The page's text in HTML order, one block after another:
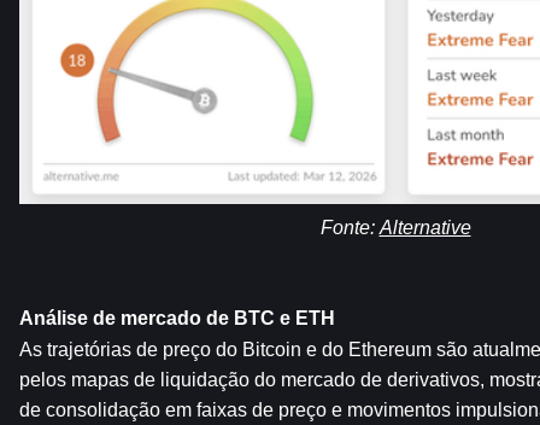
Fonte: Alternative
Análise de mercado de BTC e ETH
As trajetórias de preço do Bitcoin e do Ethereum são
pelos mapas de liquidação do mercado de derivativos,
de consolidação em faixas de preço e movimentos